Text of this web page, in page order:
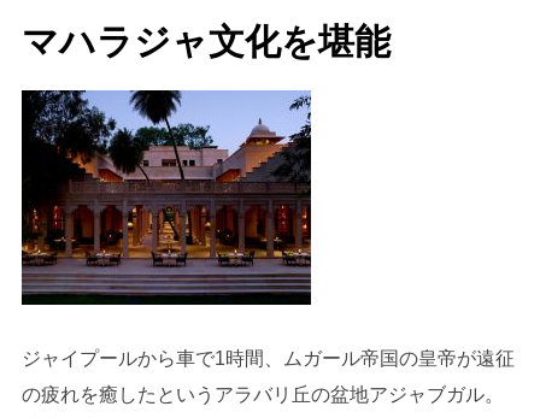
マハラジャ文化を堪能
ジャイプールから車で1時間、ムガール帝国の皇帝が遠征
の疲れを癒したというアラバリ丘の盆地アジャブガル。